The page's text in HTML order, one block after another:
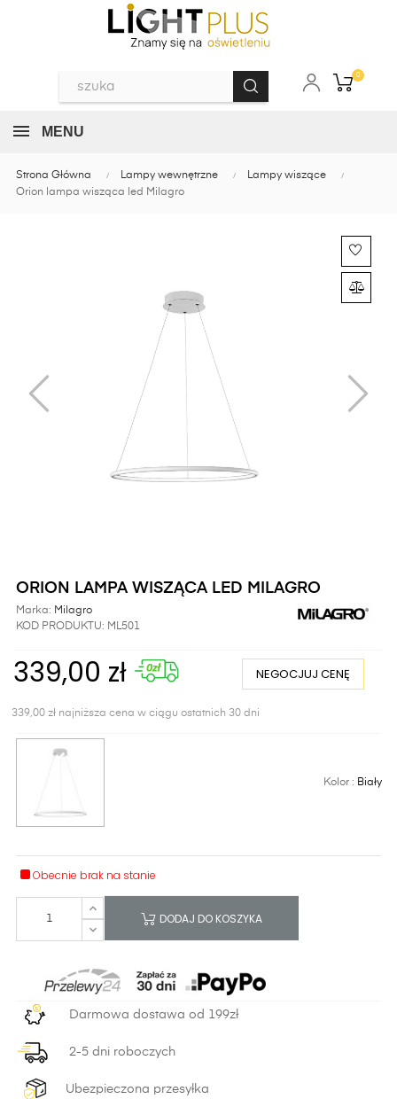
0
MENU
Strona Główna Lampy wewnętrzne
Lampy wiszące
Orion lampa wisząca led Milagro
ORION LAMPA WISZĄCA LED MILAGRO
Marka: Milagro
KOD PRODUKTU: ML501
339,00 zł NEGOCJUJ CENĘ
339,00 zł najniższa cena w ciągu ostatnich 30 dni
Kolor : Biały
Obecnie brak na stanie
DODAJ DO KOSZYKA
Darmowa dostawa od 199zł
2-5 dni roboczych
Ubezpieczona przesyłka